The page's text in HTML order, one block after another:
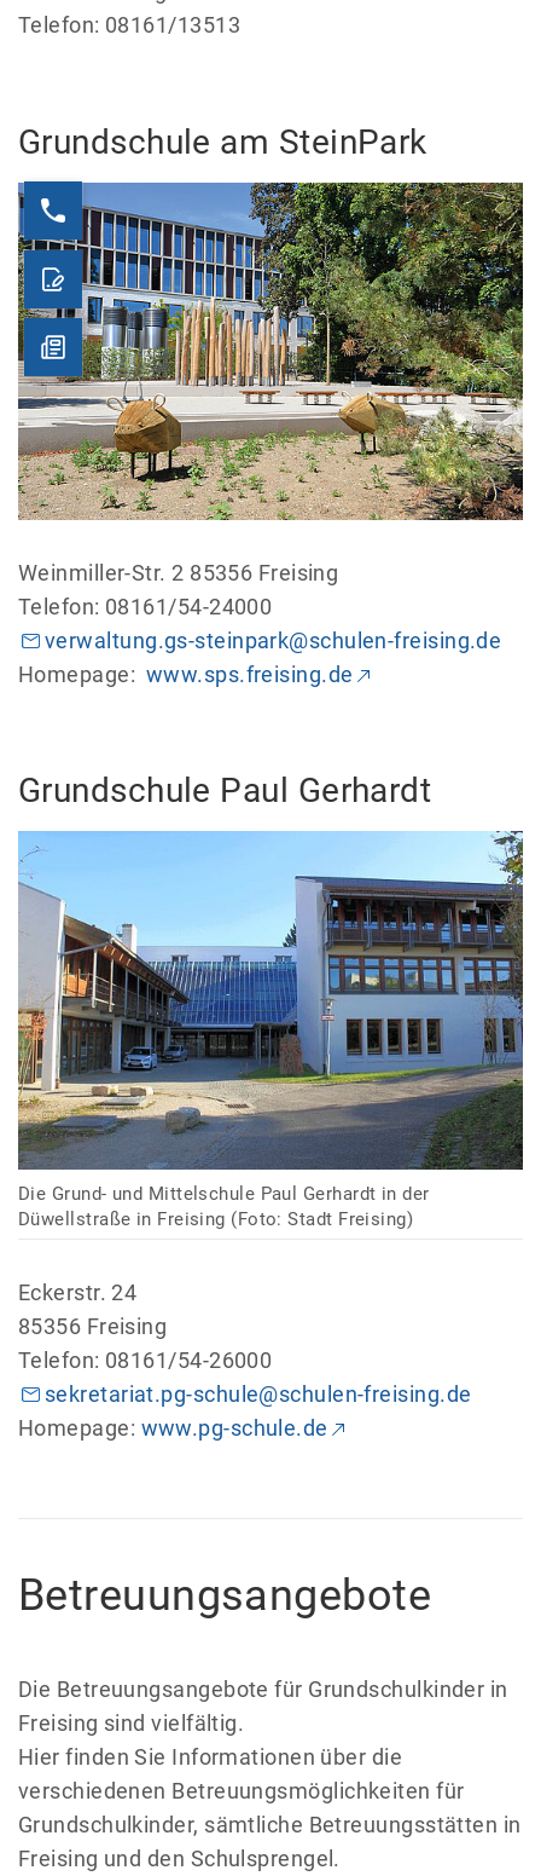
Telefon: 08161/13513
Grundschule am SteinPark
Weinmiller-Str. 2 85356 Freising
Telefon: 08161/54-24000
verwaltung.gs-steinpark@schulen-freising.de
Homepage: www.sps.freising.de
Grundschule Paul Gerhardt
Die Grund- und Mittelschule Paul Gerhardt in der
Düwellstraße in Freising (Foto: Stadt Freising)
Eckerstr. 24
85356 Freising
Telefon: 08161/54-26000
sekretariat.pg-schule@schulen-freising.de
Homepage: www.pg-schule.de
Betreuungsangebote
Die Betreuungsangebote für Grundschulkinder in
Freising sind vielfältig.
Hier finden Sie Informationen über die
verschiedenen Betreuungsmöglichkeiten für
Grundschulkinder, sämtliche Betreuungsstätten in
Freising und den Schulsprengel.